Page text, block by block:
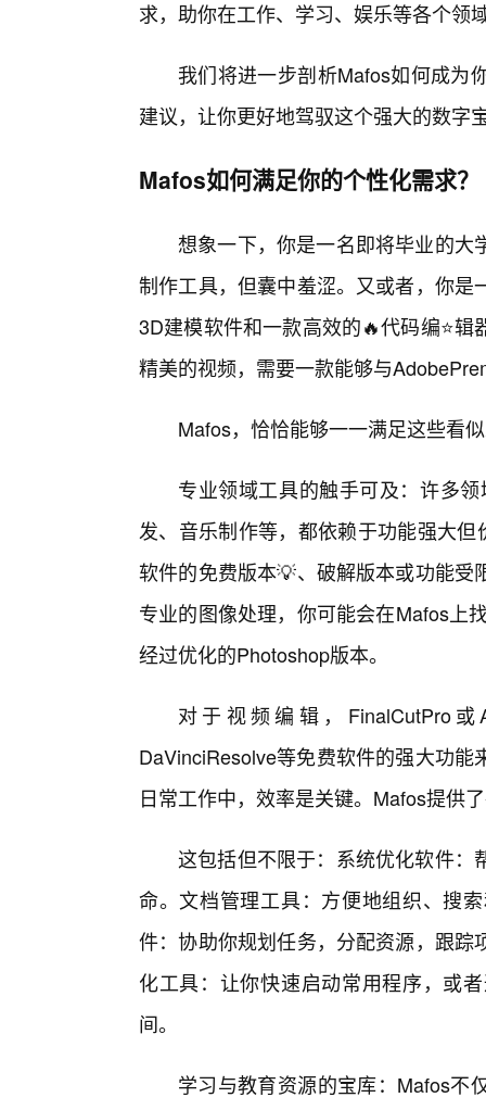
求，助你在工作、学习、娱乐等各个领
我们将进一步剖析Mafos如何成为
建议，让你更好地驾驭这个强大的数字
Mafos如何满足你的个性化需求？
想象一下，你是一名即将毕业的大
制作工具，但囊中羞涩。又或者，你
3D建模软件和一款高效的🔥代码编⭐
精美的视频，需要一款能够与
Mafos，恰恰能够一一满足这些看
专业领域工具的触手可及：许多
发、音乐制作等，都依赖于功能强大
软件的免费版本💡、破解版本或功能
专业的图像处理，你可能会在Mafos上
经过优化的Photoshop版本。
对于视频编辑，FinalCutPro
DaVinciResolve等免费软件的强大功
日常工作中，效率是关键。Mafos提供
这包括但不限于：系统优化软件：
命。文档管理工具：方便地组织、搜
件：协助你规划任务，分配资源，跟
化工具：让你快速启动常用程序，或
间。
学习与教育资源的宝库：Mafos不